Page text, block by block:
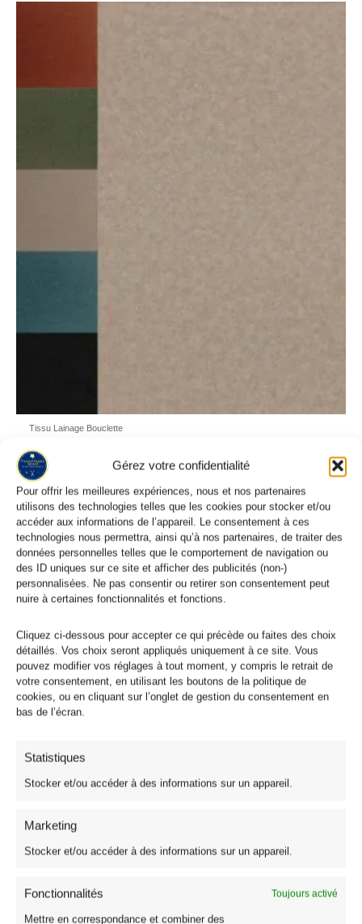
Gérez votre confidentialité
Pour offrir les meilleures expériences, nous et nos partenaires
utilisons des technologies telles que les cookies pour stocker et/ou
accéder aux informations de l’appareil. Le consentement à ces
technologies nous permettra, ainsi qu’à nos partenaires, de traiter des
données personnelles telles que le comportement de navigation ou
des ID uniques sur ce site et afficher des publicités (non-)
personnalisées. Ne pas consentir ou retirer son consentement peut
nuire à certaines fonctionnalités et fonctions.
Cliquez ci-dessous pour accepter ce qui précède ou faites des choix
détaillés. Vos choix seront appliqués uniquement à ce site. Vous
pouvez modifier vos réglages à tout moment, y compris le retrait de
votre consentement, en utilisant les boutons de la politique de
cookies, ou en cliquant sur l’onglet de gestion du consentement en
bas de l’écran.
Statistiques
Stocker et/ou accéder à des informations sur un appareil.
Marketing
Stocker et/ou accéder à des informations sur un appareil.
Fonctionnalités Toujours activé
Mettre en correspondance et combiner des
Tissu Lainage Bouclette
Tissu Lainage Ameublement Ignifugé 440g/m² : 6 Coloris
8,95€